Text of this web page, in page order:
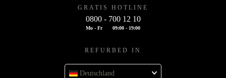
GRATIS HOTLINE
0800 - 700 12 10
Mo - Fr 09:00 - 19:00
REFURBED IN
Deutschland